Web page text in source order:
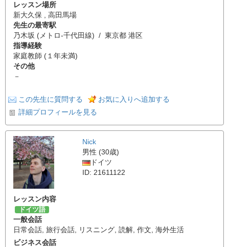
レッスン場所
新大久保 , 高田馬場
先生の最寄駅
乃木坂 (メトロ-千代田線) / 東京都 港区
指導経験
家庭教師 (１年未満)
その他
－
この先生に質問する
お気に入りへ追加する
詳細プロフィールを見る
Nick
男性 (30歳)
ドイツ
ID: 21611122
レッスン内容
ドイツ語
一般会話
日常会話 旅行会話 リスニング 読解 作文 海外生活
ビジネス会話